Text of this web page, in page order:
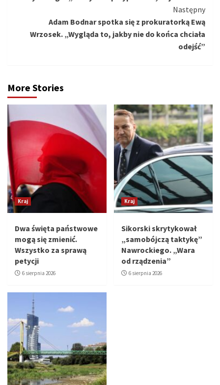
Następny
Adam Bodnar spotka się z prokuratorką Ewą
Wrzosek. „Wygląda to, jakby nie do końca chciała
odejść”
More Stories
Kraj
Dwa święta państwowe
mogą się zmienić.
Wszystko za sprawą
petycji
6 sierpnia 2026
Kraj
Sikorski skrytykował
„samobójczą taktykę”
Nawrockiego. „Wara
od rządzenia”
6 sierpnia 2026